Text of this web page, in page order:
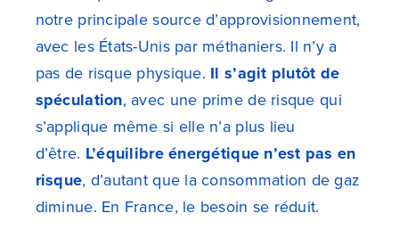
notre principale source d’approvisionnement,
avec les États-Unis par méthaniers. Il n’y a
pas de risque physique. Il s’agit plutôt de
spéculation, avec une prime de risque qui
s’applique même si elle n’a plus lieu
d’être. L’équilibre énergétique n’est pas en
risque, d’autant que la consommation de gaz
diminue. En France, le besoin se réduit.